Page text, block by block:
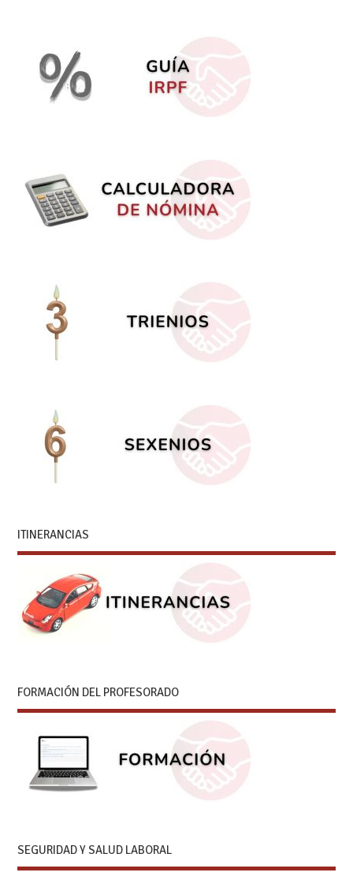
ITINERANCIAS
FORMACIÓN DEL PROFESORADO
SEGURIDAD Y SALUD LABORAL